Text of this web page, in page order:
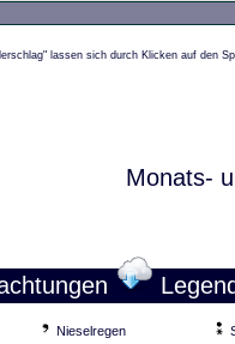
lassen sich durch Klicken auf den
Monats-
Nieselregen